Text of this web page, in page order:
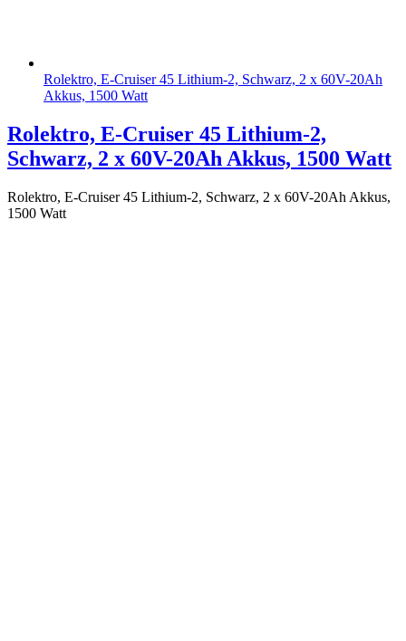
Rolektro, E-Cruiser 45 Lithium-2, Schwarz, 2 x 60V-20Ah
Akkus, 1500 Watt
Rolektro, E-Cruiser 45 Lithium-2,
Schwarz, 2 x 60V-20Ah Akkus, 1500 Watt
Rolektro, E-Cruiser 45 Lithium-2, Schwarz, 2 x 60V-20Ah Akkus,
1500 Watt